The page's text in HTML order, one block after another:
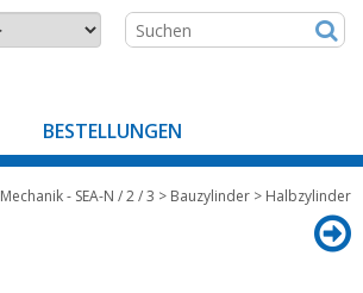
BESTELLUNGEN
Mechanik - SEA-N / 2 / 3 > Bauzylinder > Halbzylinder